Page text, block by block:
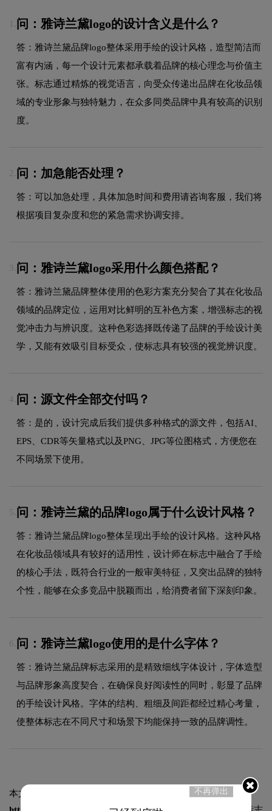
问：雅诗兰黛logo的设计含义是什么？
答：雅诗兰黛品牌logo整体采用手绘的设计风格，造型简洁而
富有内涵，每一个设计元素都承载着品牌的核心理念与价值主
张。标志通过精炼的视觉语言，向受众传递出品牌在化妆品领
域的专业形象与独特魅力，在众多同类品牌中具有较高的识别
度。
2. 问：加急能否处理？
答：可以加急处理，具体加急时间和费用请咨询客服，我们将
根据项目复杂度和您的紧急需求协调安排。
3. 问：雅诗兰黛logo采用什么颜色搭配？
答：雅诗兰黛品牌整体使用的色彩方案充分契合了其在化妆品
领域的品牌定位，运用对比鲜明的互补色方案，增强标志的视
觉冲击力与辨识度。这种色彩选择既传递了品牌的手绘设计美
学，又能有效吸引目标受众，使标志具有较强的视觉辨识度。
4. 问：源文件全部交付吗？
答：是的，设计完成后我们提供多种格式的源文件，包括AI、
EPS、CDR等矢量格式以及PNG、JPG等位图格式，方便您在
不同场景下使用。
5. 问：雅诗兰黛的品牌logo属于什么设计风格？
答：雅诗兰黛品牌logo整体呈现出手绘的设计风格。这种风格
在化妆品领域具有较好的适用性，设计师在标志中融合了手绘
的核心手法，既符合行业的一般审美特征，又突出品牌的独特
个性，能够在众多竞品中脱颖而出，给消费者留下深刻印象。
6. 问：雅诗兰黛logo使用的是什么字体？
答：雅诗兰黛品牌标志采用的是精致细线字体设计，字体造型
与品牌形象高度契合，在确保良好阅读性的同时，彰显了品牌
的手绘设计风格。字体的结构、粗细及间距都经过精心考量，
使整体标志在不同尺寸和场景下均能保持一致的品牌调性。
本文标题和链接
雅诗兰黛logo设计含义及设计理念:
不再弹出